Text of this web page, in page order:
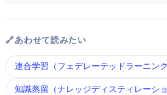
🔗 あわせて読みたい
連合学習（フェデレーテッドラーニング
知識蒸留（ナレッジディスティレーシ